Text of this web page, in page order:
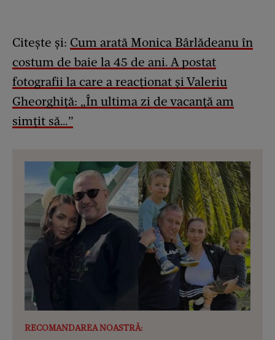
Citește și: Cum arată Monica Bârlădeanu în
costum de baie la 45 de ani. A postat
fotografii la care a reacționat și Valeriu
Gheorghiță: „În ultima zi de vacanță am
simțit să…”
RECOMANDAREA NOASTRĂ: